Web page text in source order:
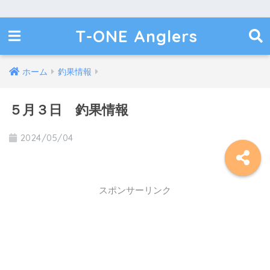
T-ONE Anglers
ホーム 釣果情報
５月３日 釣果情報
2024/05/04
スポンサーリンク